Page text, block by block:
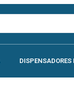
DISPENSADORES